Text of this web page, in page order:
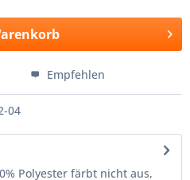
Empfehlen
04
Polyester färbt nicht aus,